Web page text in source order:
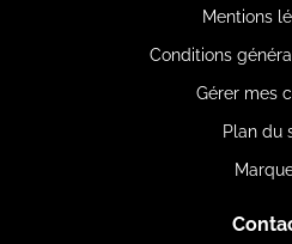
Mentions
Conditions
Gérer mes
Plan du